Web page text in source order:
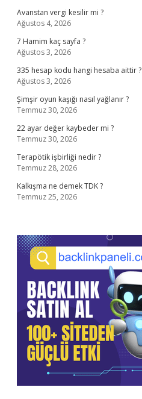
Avanstan vergi kesilir mi ?
Ağustos 4, 2026
7 Hamim kaç sayfa ?
Ağustos 3, 2026
335 hesap kodu hangi hesaba aittir ?
Ağustos 3, 2026
Şimşir oyun kaşığı nasıl yağlanır ?
Temmuz 30, 2026
22 ayar değer kaybeder mi ?
Temmuz 30, 2026
Terapötik işbirliği nedir ?
Temmuz 28, 2026
Kalkışma ne demek TDK ?
Temmuz 25, 2026